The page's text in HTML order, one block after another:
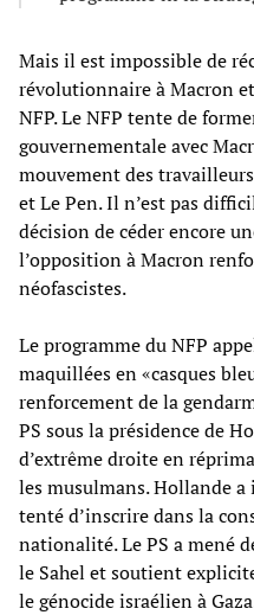
Mais il est impossible de
révolutionnaire à Macron
NFP. Le NFP tente de
gouvernementale avec
mouvement des
et Le Pen. Il n’est pas
décision de céder encore
l’opposition à Macron
néofascistes.
Le programme du NFP
maquillées en «casques
renforcement de la
PS sous la présidence de
d’extrême droite en
les musulmans. Hollande a
tenté d’inscrire dans la
nationalité. Le PS a mené
le Sahel et soutient
le génocide israélien à